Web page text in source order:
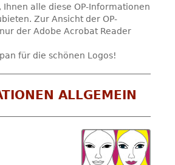
Ihnen alle diese OP-Informationen
Zur Ansicht der OP-
der Adobe Acrobat Reader
für die schönen Logos!
ALLGEMEIN